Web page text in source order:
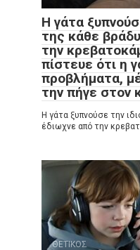
Η γάτα
της κάθε
την
πίστευε ότι η
προβλήματα,
την πήγε στον
Η γάτα ξυπνούσε την
έδιωχνε από την
ΘΕΤΙΚΟΣ